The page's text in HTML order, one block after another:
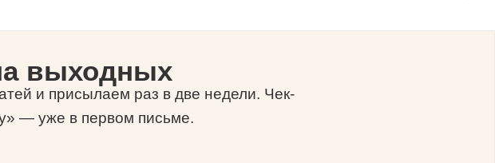
выходных
и присылаем раз в две недели. Чек-
— уже в первом письме.